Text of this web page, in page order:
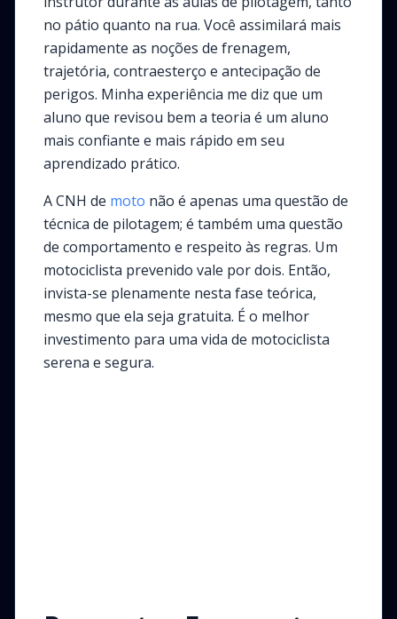
no pátio quanto na rua. Você assimilará mais
rapidamente as noções de frenagem,
trajetória, contraesterço e antecipação de
perigos. Minha experiência me diz que um
aluno que revisou bem a teoria é um aluno
mais confiante e mais rápido em seu
aprendizado prático.
A CNH de moto não é apenas uma questão de
técnica de pilotagem; é também uma questão
de comportamento e respeito às regras. Um
motociclista prevenido vale por dois. Então,
invista-se plenamente nesta fase teórica,
mesmo que ela seja gratuita. É o melhor
investimento para uma vida de motociclista
serena e segura.